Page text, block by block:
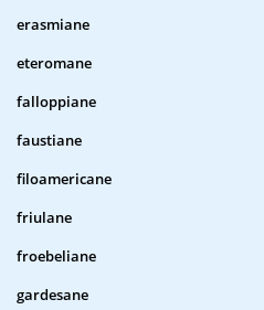
erasmiane
eteromane
falloppiane
faustiane
filoamericane
friulane
froebeliane
gardesane